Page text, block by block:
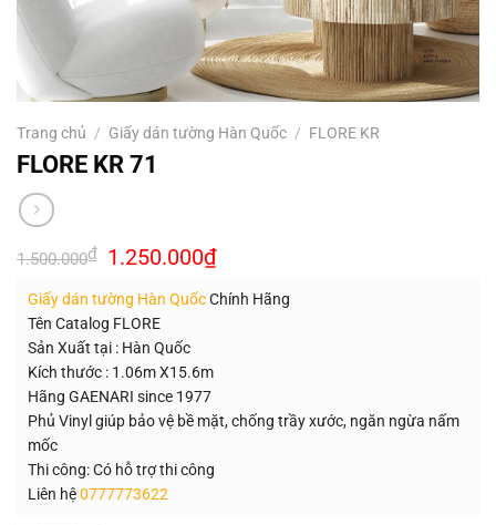
Trang chủ / Giấy dán tường Hàn Quốc / FLORE KR
FLORE KR 71
1.500.000₫ Giá
gốc
1.500.000₫.
1.250.000₫Giá
hiện
là:
Giấy dán tường Hàn QuốcChính Hãng
Tên Catalog FLORE
Sản Xuất tại : Hàn Quốc
Kích thước : 1.06m X15.6m
Hãng GAENARI since 1977
Phủ Vinyl giúp bảo vệ bề mặt, chống trầy xước, ngăn ngừa nấm
mốc
Thi công: Có hỗ trợ thi công
Liên hệ0777773622